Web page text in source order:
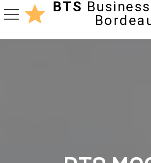
BTS
toggle navigation